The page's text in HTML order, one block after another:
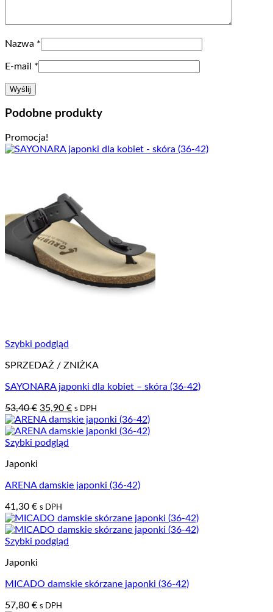
Nazwa *
E-mail *
Podobne produkty
Promocja!
Szybki podgląd
SPRZEDAŻ / ZNIŻKA
SAYONARA japonki dla kobiet – skóra (36-42)
53,40€ Pierwotna
cena
wynosiła:
53,40 €.
35,90 €Aktualna
cena
wynosi:
s DPH
Szybki podgląd
Japonki
ARENA damskie japonki (36-42)
41,30 € s DPH
Szybki podgląd
Japonki
MICADO damskie skórzane japonki (36-42)
57,80 € s DPH